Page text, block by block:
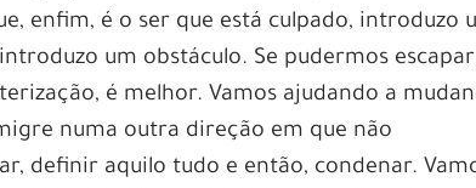
enfim, é o ser que está culpado, introduzo
um obstáculo. Se pudermos escapar
é melhor. Vamos ajudando a
numa outra direção em que não
definir aquilo tudo e então, condenar.